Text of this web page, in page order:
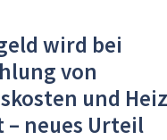
wird bei
von
und
– neues Urteil